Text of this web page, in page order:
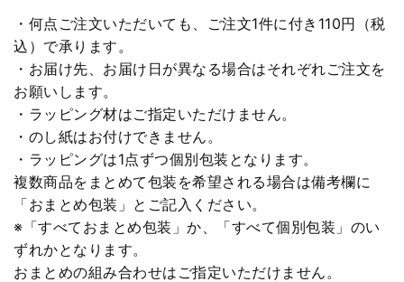
・何点ご注文いただいても、ご注文1件に付き110円（税
込）で承ります。
・お届け先、お届け日が異なる場合はそれぞれご注文を
お願いします。
・ラッピング材はご指定いただけません。
・のし紙はお付けできません。
・ラッピングは1点ずつ個別包装となります。
複数商品をまとめて包装を希望される場合は備考欄に
「おまとめ包装」とご記入ください。
※「すべておまとめ包装」か、「すべて個別包装」のい
ずれかとなります。
おまとめの組み合わせはご指定いただけません。